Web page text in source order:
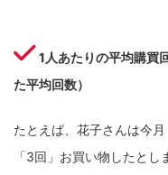
1人あたりの平均購買
た平均回数）
たとえば、花子さんは今
「3回」お買い物したと